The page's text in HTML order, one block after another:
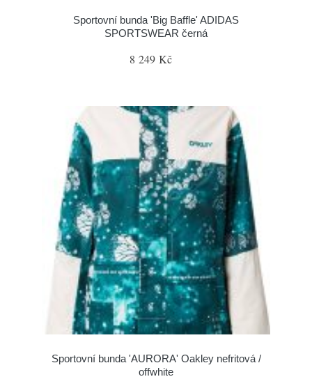
Sportovní bunda 'Big Baffle' ADIDAS
SPORTSWEAR černá
8 249 Kč
Sportovní bunda 'AURORA' Oakley nefritová /
offwhite